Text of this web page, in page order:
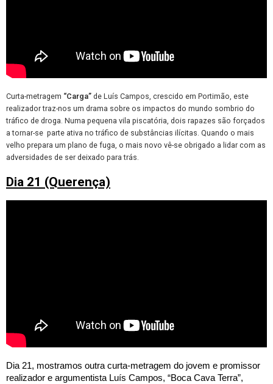
Curta-metragem “Carga” de Luís Campos, crescido em Portimão, este
realizador traz-nos um drama sobre os impactos do mundo sombrio do
tráfico de droga. Numa pequena vila piscatória, dois rapazes são forçados
a tornar-se parte ativa no tráfico de substâncias ilícitas. Quando o mais
velho prepara um plano de fuga, o mais novo vê-se obrigado a lidar com as
adversidades de ser deixado para trás.
Dia 21 (Querença)
Dia 21, mostramos outra curta-metragem do jovem e promissor
realizador e argumentista Luís Campos, “Boca Cava Terra”,